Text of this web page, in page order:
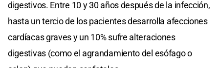
digestivos. Entre 10 y 30 años después de la infección,
hasta un tercio de los pacientes desarrolla afecciones
cardíacas graves y un 10% sufre alteraciones
digestivas (como el agrandamiento del esófago o